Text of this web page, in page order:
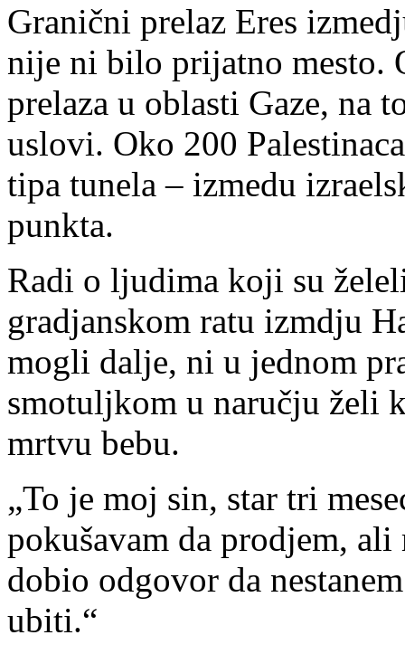
Granični prelaz Eres
nije ni bilo prijatno mesto.
prelaza u oblasti Gaze, na
uslovi. Oko 200
tipa tunela – izmedu
punkta.
Radi o ljudima koji su
gradjanskom ratu izmdju
mogli dalje, ni u jednom
smotuljkom u naručju želi
mrtvu bebu.
„To je moj sin, star tri
pokušavam da prodjem,
dobio odgovor da
ubiti.“